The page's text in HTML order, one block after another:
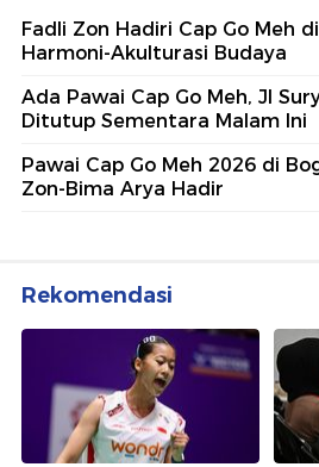
Fadli Zon Hadiri Cap Go Meh
Harmoni-Akulturasi Budaya
Ada Pawai Cap Go Meh, Jl
Ditutup Sementara Malam Ini
Pawai Cap Go Meh 2026 di
Zon-Bima Arya Hadir
Rekomendasi